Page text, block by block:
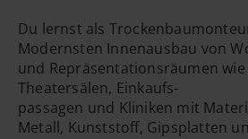
Du lernst als
Modernsten Innenausbau von
und Repräsentationsräumen wie
Theatersälen, Einkaufs-
passagen und Kliniken mit
Metall, Kunststoff, Gipsplatten